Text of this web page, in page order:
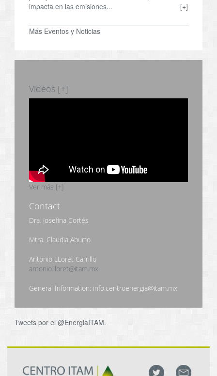
impacta en las emisiones...
[+]
Más Eventos y Noticias
Videos [+]
Ver más [+]
Contact
Dra. Josefina Cortés
Mtra. Claudia Aburto
Antonio LLoret Carrillo
antonio.lloret@itam.mx
General Information: info.centroenergia@itam.mx
Tweets por el @EnergiaITAM.